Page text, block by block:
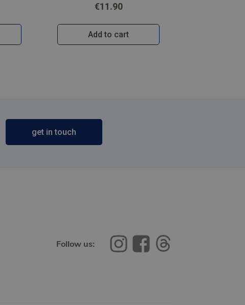
€11.90
Add to cart
get in touch
Follow us: